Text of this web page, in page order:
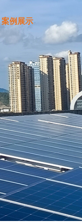
案例展示